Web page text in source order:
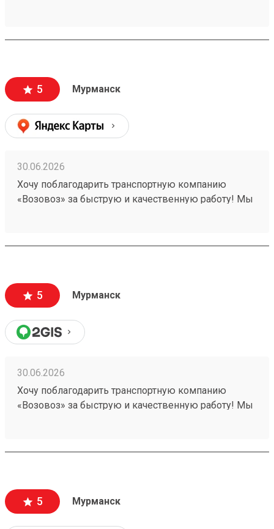
5 Мурманск
30.06.2026
Хочу поблагодарить транспортную компанию
«Возовоз» за быструю и качественную работу! Мы
результатом. Недавно осуществляли доставку с
Плюсы: Быстрая и качественная работа!
5 Мурманск
30.06.2026
Хочу поблагодарить транспортную компанию
«Возовоз» за быструю и качественную работу! Мы
результатом. Недавно осуществляли доставку с
Быстрая и качественная работа!
5 Мурманск